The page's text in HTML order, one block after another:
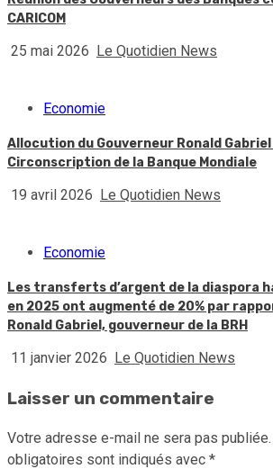
CARICOM
25 mai 2026 Le Quotidien News
Economie
Allocution du Gouverneur Ronald Gabriel
Circonscription de la Banque Mondiale
19 avril 2026 Le Quotidien News
Economie
Les transferts d’argent de la diaspora
en 2025 ont augmenté de 20% par
Ronald Gabriel, gouverneur de la BRH
11 janvier 2026 Le Quotidien News
Laisser un commentaire
Votre adresse e-mail ne sera pas publiée.
obligatoires sont indiqués avec *